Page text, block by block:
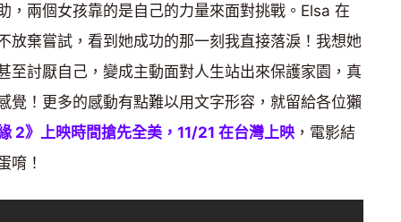
，兩個女孩靠的是自己的力量來面對挑戰。Elsa 在
放棄嘗試，看到她成功的那一刻我直接落淚！我想她
至討厭自己，變成主動面對人生站出來保護家園，真
覺！更多的感動有點難以用文字形容，就留給各位獺
2》上映時間搶先全美，11/21 在台灣上映 ，電影結
唷！